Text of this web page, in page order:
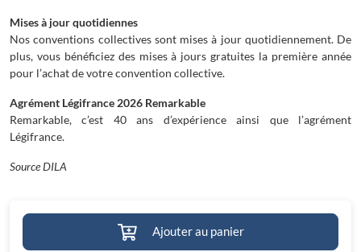
Mises à jour quotidiennes
Nos conventions collectives sont mises à jour quotidiennement. De
plus, vous bénéficiez des mises à jours gratuites la première année
pour l’achat de votre convention collective.
Agrément Légifrance 2026 Remarkable
Remarkable, c’est 40 ans d’expérience ainsi que l’agrément
Légifrance.
Source DILA
Ajouter au panier